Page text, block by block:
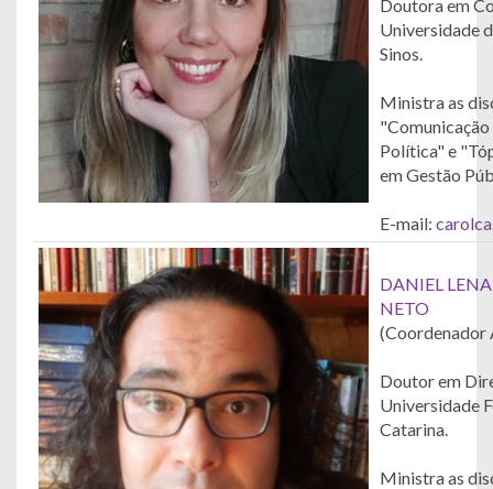
Doutora em
Universidade
Sinos.
Ministra as
Política" e
em Gestão
E-mail:
DANIEL
NETO
(Coordenador
Doutor em
Universidade
Catarina.
Ministra as